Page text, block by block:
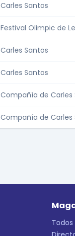
Carles Santos
Festival Olimpic de
Carles Santos
Carles Santos
Compañía de Carles
Compañía de Carles